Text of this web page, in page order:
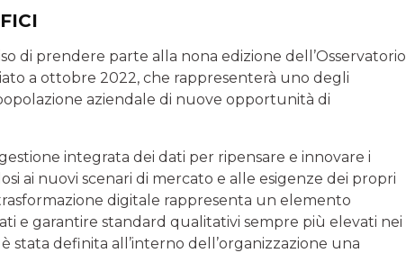
di prendere parte alla nona edizione dell’Osservatorio
a ottobre 2022, che rappresenterà uno degli
aziendale di nuove opportunità di
integrata dei dati per ripensare e innovare i
ai nuovi scenari di mercato e alle esigenze dei propri
digitale rappresenta un elemento
e garantire standard qualitativi sempre più elevati nei
stata definita all’interno dell’organizzazione una